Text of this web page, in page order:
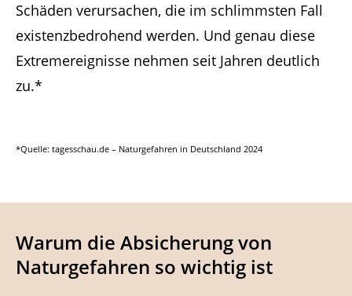
Schäden verursachen, die im schlimmsten Fall
existenzbedrohend werden. Und genau diese
Extremereignisse nehmen seit Jahren deutlich
zu.*
*Quelle: tagesschau.de – Naturgefahren in Deutschland 2024
Warum die Absicherung von
Naturgefahren so wichtig ist